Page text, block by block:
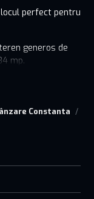
Constanta
locul perfect pentru
generos de
mp.
pentru două
dormitor,
două bucătării